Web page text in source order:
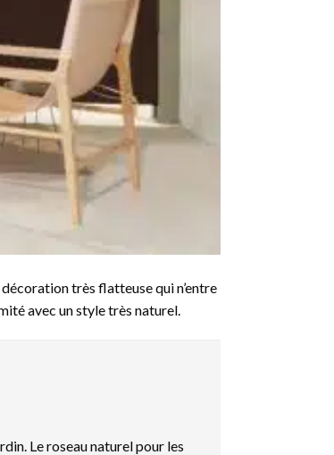
très flatteuse qui n’entre
avec un style très naturel.
Le roseau naturel pour les